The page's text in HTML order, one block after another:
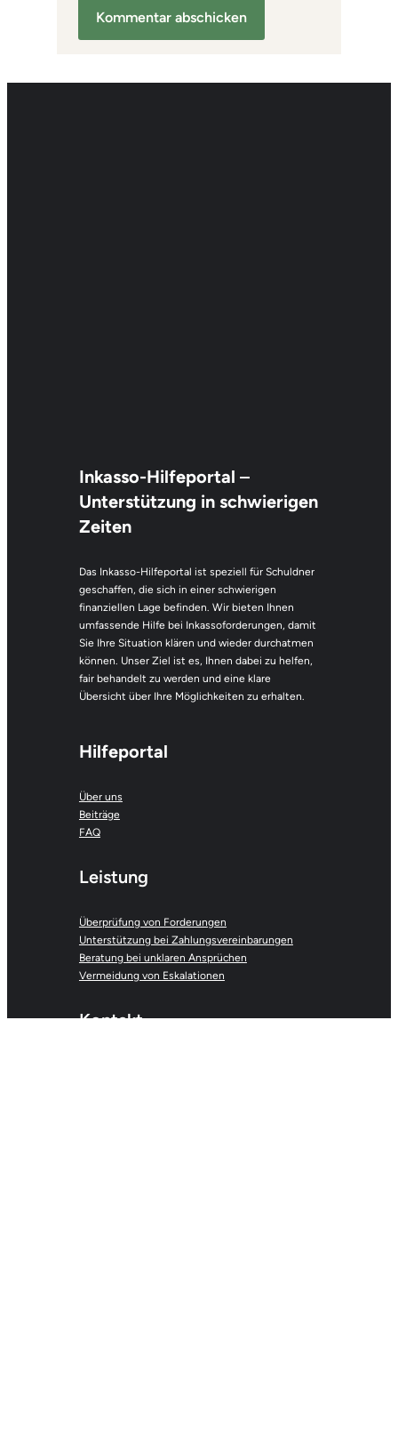
Inkasso-Hilfeportal –
Unterstützung in schwierigen
Zeiten
Das Inkasso-Hilfeportal ist speziell für Schuldner
geschaffen, die sich in einer schwierigen
finanziellen Lage befinden. Wir bieten Ihnen
umfassende Hilfe bei Inkassoforderungen, damit
Sie Ihre Situation klären und wieder durchatmen
können. Unser Ziel ist es, Ihnen dabei zu helfen,
fair behandelt zu werden und eine klare
Übersicht über Ihre Möglichkeiten zu erhalten.
Hilfeportal
Über uns
Beiträge
FAQ
Leistung
Überprüfung von Forderungen
Unterstützung bei Zahlungsvereinbarungen
Beratung bei unklaren Ansprüchen
Vermeidung von Eskalationen
Kontakt